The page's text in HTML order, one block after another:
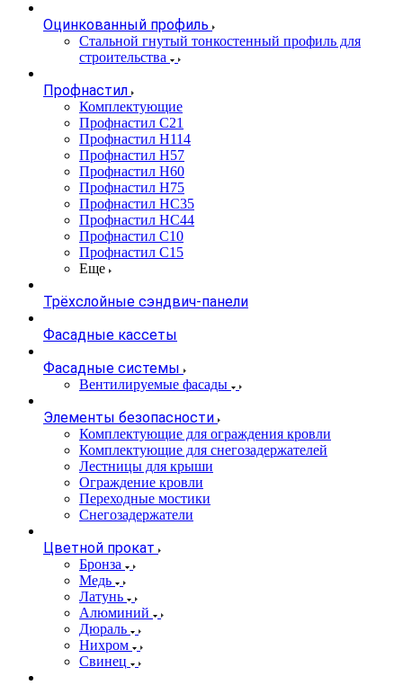
Оцинкованный профиль
Стальной гнутый тонкостенный профиль для
строительства
Профнастил
Комплектующие
Профнастил C21
Профнастил Н114
Профнастил Н57
Профнастил Н60
Профнастил Н75
Профнастил НС35
Профнастил НС44
Профнастил С10
Профнастил С15
Еще
Трёхслойные сэндвич-панели
Фасадные кассеты
Фасадные системы
Вентилируемые фасады
Элементы безопасности
Комплектующие для ограждения кровли
Комплектующие для снегозадержателей
Лестницы для крыши
Ограждение кровли
Переходные мостики
Снегозадержатели
Цветной прокат
Бронза
Медь
Латунь
Алюминий
Дюраль
Нихром
Свинец